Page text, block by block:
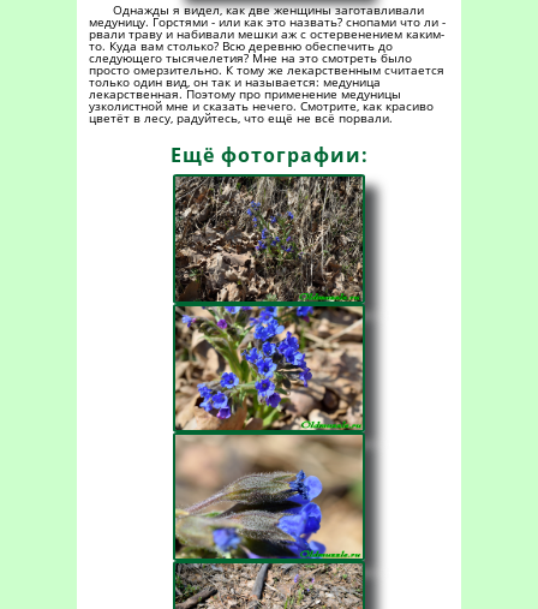
Однажды я видел, как две женщины заготавливали
медуницу. Горстями - или как это назвать? снопами что ли -
рвали траву и набивали мешки аж с остервенением каким-
то. Куда вам столько? Всю деревню обеспечить до
следующего тысячелетия? Мне на это смотреть было
просто омерзительно. К тому же лекарственным считается
только один вид, он так и называется: медуница
лекарственная. Поэтому про применение медуницы
узколистной мне и сказать нечего. Смотрите, как красиво
цветёт в лесу, радуйтесь, что ещё не всё порвали.
Ещё фотографии: